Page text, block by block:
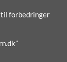
forbedringer